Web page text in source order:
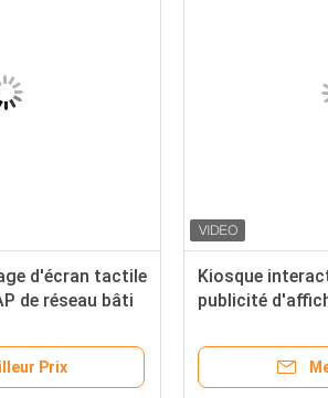
Signage d'affichage d'écran tactile
de la hausse PCAP de réseau bâti